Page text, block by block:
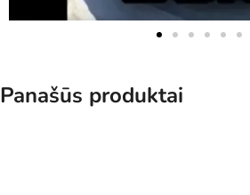
Panašūs produktai